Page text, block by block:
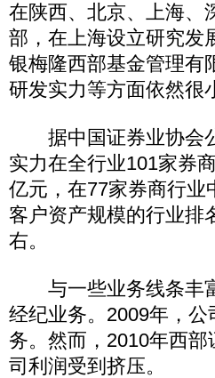
在陕西、北京、上海、
部，在上海设立研究发
银梅隆西部基金管理有
研发实力等方面依然很
据中国证券业协会公
实力在全行业101家券
亿元，在77家券商行业
客户资产规模的行业排
右。
与一些业务线条丰富
经纪业务。2009年，
务。然而，2010年西
司利润受到挤压。